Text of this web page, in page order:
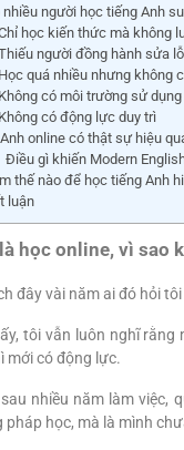
nhiều người học tiếng Anh
học kiến thức mà không
người đồng hành sửa
quá nhiều nhưng không
có môi trường sử
có động lực duy trì
online có thật sự hiệu
Điều gì khiến Modern
thế nào để học tiếng Anh
luận
học online, vì sao
đây vài năm ai đó hỏi
tôi vẫn luôn nghĩ
mới có động lực.
nhiều năm làm việc,
pháp học, mà là mình